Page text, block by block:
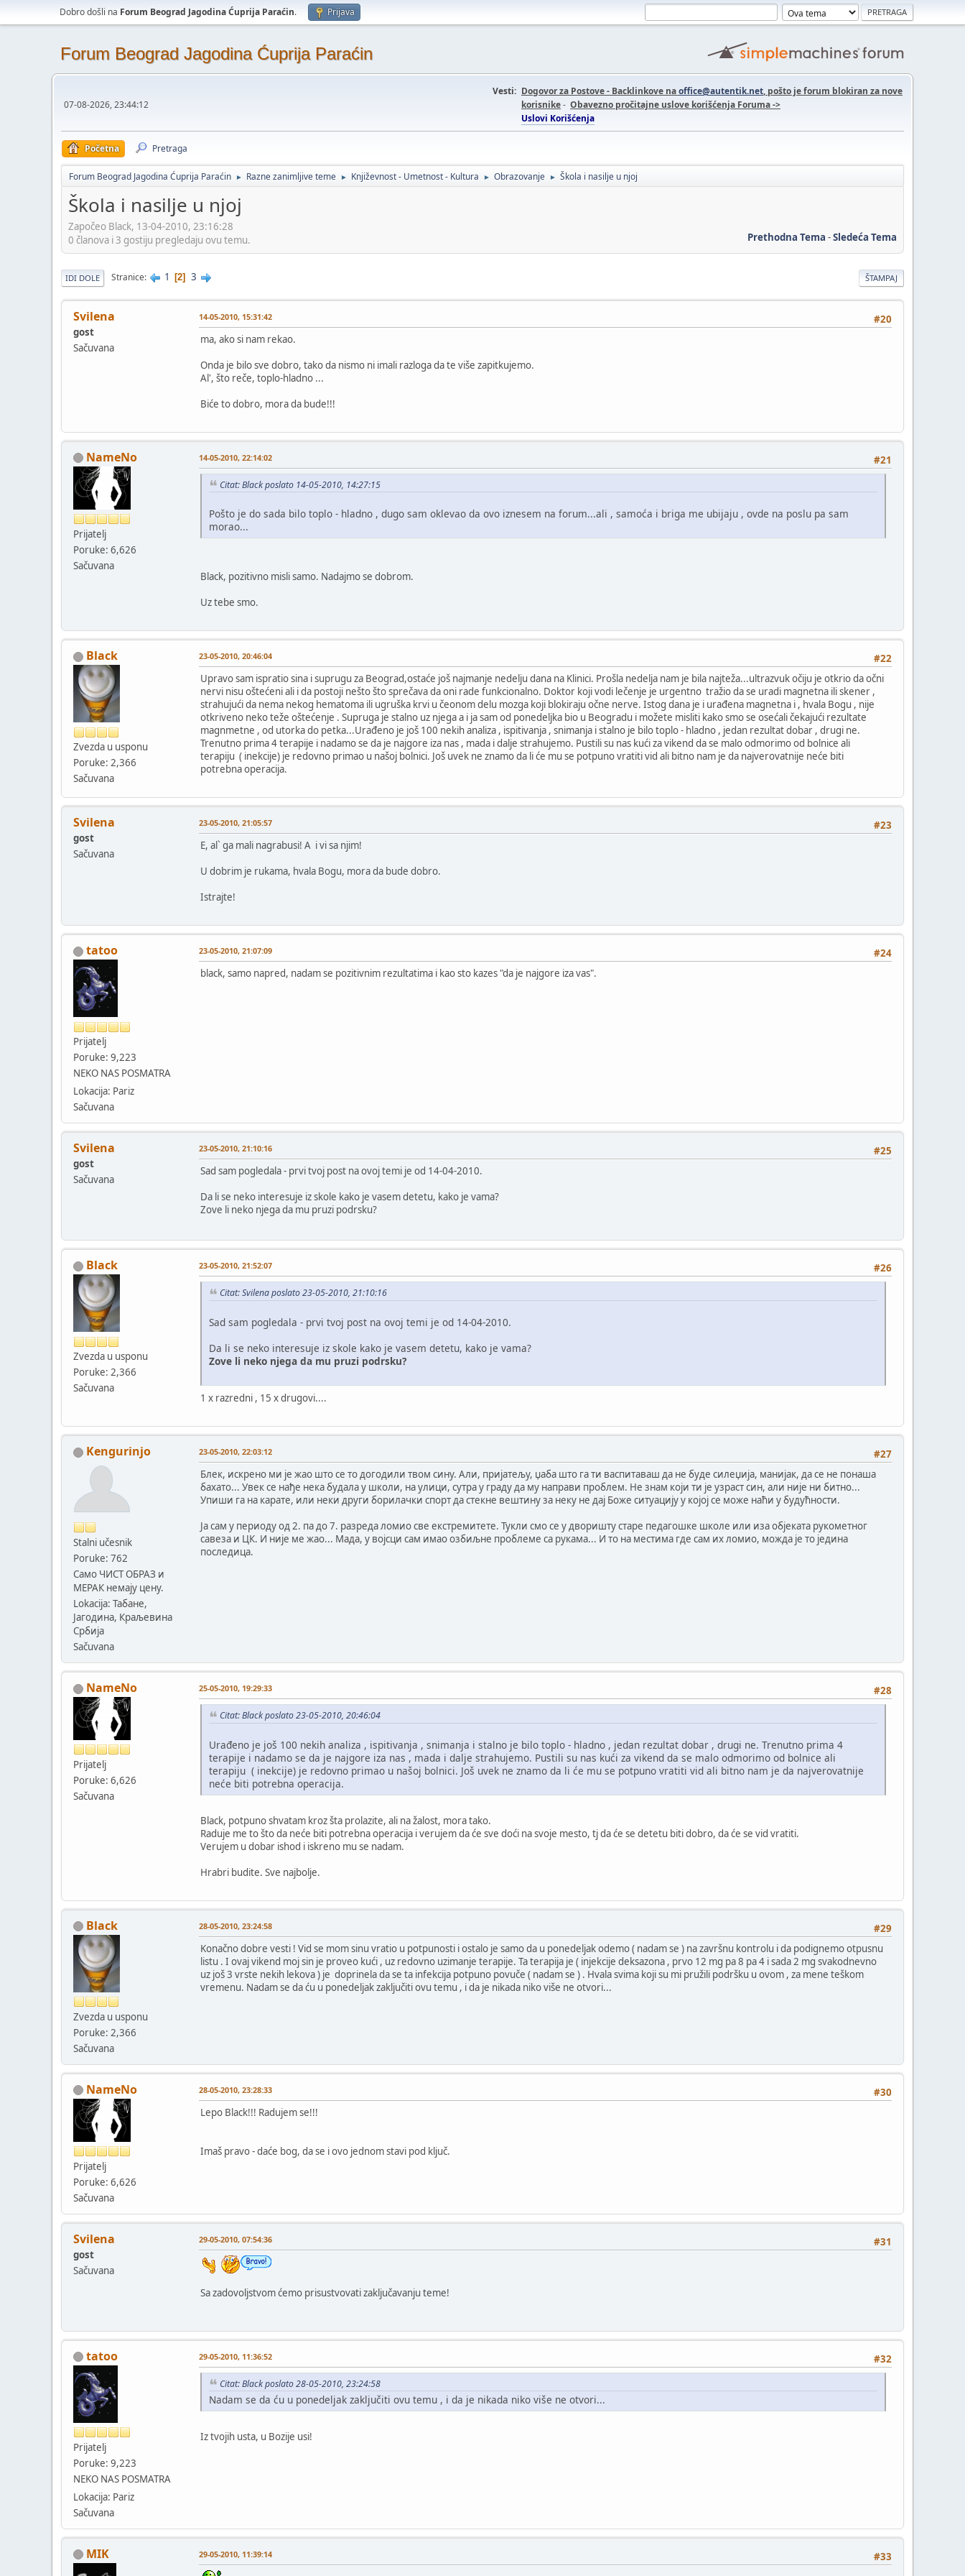
Dobro došli na Forum Beograd Jagodina Ćuprija Paraćin. Prijava
Forum Beograd Jagodina Ćuprija Paraćin
07-08-2026, 23:44:12
Vesti: Dogovor za Postove - Backlinkove naoffice@autentik.net, pošto je forum blokiran za nove
korisnike- Obavezno pročitajne uslove korišćenja Foruma ->
Uslovi Korišćenja
Početna Pretraga
Forum Beograd Jagodina Ćuprija Paraćin ► Razne zanimljive teme ► Književnost - Umetnost - Kultura ► Obrazovanje ► Škola i nasilje u njoj
Škola i nasilje u njoj
Započeo Black, 13-04-2010, 23:16:28
Prethodna Tema -Sledeća Tema
0 članova i 3 gostiju pregledaju ovu temu.
ŠTAMPAJ
IDI DOLE Stranice 1 2 3
Svilena
gost
Sačuvana
#20
14-05-2010, 15:31:42
ma, ako si nam rekao.
Onda je bilo sve dobro, tako da nismo ni imali razloga da te više zapitkujemo.
Al', što reče, toplo-hladno ...
Biće to dobro, mora da bude!!!
NameNo
Prijatelj
Poruke: 6,626
Sačuvana
#21
14-05-2010, 22:14:02
Citat: Black poslato 14-05-2010, 14:27:15
Pošto je do sada bilo toplo - hladno , dugo sam oklevao da ovo iznesem na forum...ali , samoća i briga me ubijaju , ovde na poslu pa sam
morao...
Black, pozitivno misli samo. Nadajmo se dobrom.
Uz tebe smo.
Black
Zvezda u usponu
Poruke: 2,366
Sačuvana
#22
23-05-2010, 20:46:04
Upravo sam ispratio sina i suprugu za Beograd,ostaće još najmanje nedelju dana na Klinici. Prošla nedelja nam je bila najteža...ultrazvuk očiju je otkrio da očni
nervi nisu oštećeni ali i da postoji nešto što sprečava da oni rade funkcionalno. Doktor koji vodi lečenje je urgentno tražio da se uradi magnetna ili skener ,
strahujući da nema nekog hematoma ili ugruška krvi u čeonom delu mozga koji blokiraju očne nerve. Istog dana je i urađena magnetna i , hvala Bogu , nije
otkriveno neko teže oštećenje . Supruga je stalno uz njega a i ja sam od ponedeljka bio u Beogradu i možete misliti kako smo se osećali čekajući rezultate
magnmetne , od utorka do petka...Urađeno je još 100 nekih analiza , ispitivanja , snimanja i stalno je bilo toplo - hladno , jedan rezultat dobar , drugi ne.
Trenutno prima 4 terapije i nadamo se da je najgore iza nas , mada i dalje strahujemo. Pustili su nas kući za vikend da se malo odmorimo od bolnice ali
terapiju ( inekcije) je redovno primao u našoj bolnici. Još uvek ne znamo da li će mu se potpuno vratiti vid ali bitno nam je da najverovatnije neće biti
potrebna operacija.
Svilena
gost
Sačuvana
#23
23-05-2010, 21:05:57
E, al` ga mali nagrabusi! A i vi sa njim!
U dobrim je rukama, hvala Bogu, mora da bude dobro.
Istrajte!
tatoo
Prijatelj
Poruke: 9,223
NEKO NAS POSMATRA
Lokacija: Pariz
Sačuvana
#24
23-05-2010, 21:07:09
black, samo napred, nadam se pozitivnim rezultatima i kao sto kazes "da je najgore iza vas".
Svilena
gost
Sačuvana
#25
23-05-2010, 21:10:16
Sad sam pogledala - prvi tvoj post na ovoj temi je od 14-04-2010.
Da li se neko interesuje iz skole kako je vasem detetu, kako je vama?
Zove li neko njega da mu pruzi podrsku?
Black
Zvezda u usponu
Poruke: 2,366
Sačuvana
#26
23-05-2010, 21:52:07
Citat: Svilena poslato 23-05-2010, 21:10:16
Sad sam pogledala - prvi tvoj post na ovoj temi je od 14-04-2010.
Da li se neko interesuje iz skole kako je vasem detetu, kako je vama?
Zove li neko njega da mu pruzi podrsku?
1 x razredni , 15 x drugovi....
Kengurinjo
Stalni učesnik
Poruke: 762
Само ЧИСТ ОБРАЗ и
МЕРАК немају цену.
Lokacija: Табане,
Јагодина, Краљевина
Србија
Sačuvana
#27
23-05-2010, 22:03:12
Блек, искрено ми је жао што се то догодили твом сину. Али, пријатељу, џаба што га ти васпитаваш да не буде силеџија, манијак, да се не понаша
бахато... Увек се нађе нека будала у школи, на улици, сутра у граду да му направи проблем. Не знам који ти је узраст син, али није ни битно...
Упиши га на карате, или неки други борилачки спорт да стекне вештину за неку не дај Боже ситуацију у којој се може наћи у будућности.
Ја сам у периоду од 2. па до 7. разреда ломио све екстремитете. Тукли смо се у дворишту старе педагошке школе или иза објеката рукометног
савеза и ЦК. И није ме жао... Мада, у војсци сам имао озбиљне проблеме са рукама... И то на местима где сам их ломио, можда је то једина
последица.
NameNo
Prijatelj
Poruke: 6,626
Sačuvana
#28
25-05-2010, 19:29:33
Citat: Black poslato 23-05-2010, 20:46:04
Urađeno je još 100 nekih analiza , ispitivanja , snimanja i stalno je bilo toplo - hladno , jedan rezultat dobar , drugi ne. Trenutno prima 4
terapije i nadamo se da je najgore iza nas , mada i dalje strahujemo. Pustili su nas kući za vikend da se malo odmorimo od bolnice ali
terapiju ( inekcije) je redovno primao u našoj bolnici. Još uvek ne znamo da li će mu se potpuno vratiti vid ali bitno nam je da najverovatnije
neće biti potrebna operacija.
Black, potpuno shvatam kroz šta prolazite, ali na žalost, mora tako.
Raduje me to što da neće biti potrebna operacija i verujem da će sve doći na svoje mesto, tj da će se detetu biti dobro, da će se vid vratiti.
Verujem u dobar ishod i iskreno mu se nadam.
Hrabri budite. Sve najbolje.
Black
Zvezda u usponu
Poruke: 2,366
Sačuvana
#29
28-05-2010, 23:24:58
Konačno dobre vesti ! Vid se mom sinu vratio u potpunosti i ostalo je samo da u ponedeljak odemo ( nadam se ) na završnu kontrolu i da podignemo otpusnu
listu . I ovaj vikend moj sin je proveo kući , uz redovno uzimanje terapije. Ta terapija je ( injekcije deksazona , prvo 12 mg pa 8 pa 4 i sada 2 mg svakodnevno
uz još 3 vrste nekih lekova ) je doprinela da se ta infekcija potpuno povuče ( nadam se ) . Hvala svima koji su mi pružili podršku u ovom , za mene teškom
vremenu. Nadam se da ću u ponedeljak zaključiti ovu temu , i da je nikada niko više ne otvori...
NameNo
Prijatelj
Poruke: 6,626
Sačuvana
#30
28-05-2010, 23:28:33
Lepo Black!!! Radujem se!!!
Imaš pravo - daće bog, da se i ovo jednom stavi pod ključ.
Svilena
gost
Sačuvana
#31
29-05-2010, 07:54:36
Sa zadovoljstvom ćemo prisustvovati zaključavanju teme!
tatoo
Prijatelj
Poruke: 9,223
NEKO NAS POSMATRA
Lokacija: Pariz
Sačuvana
#32
29-05-2010, 11:36:52
Citat: Black poslato 28-05-2010, 23:24:58
Nadam se da ću u ponedeljak zaključiti ovu temu , i da je nikada niko više ne otvori...
Iz tvojih usta, u Bozije usi!
MIK #33
29-05-2010, 11:39:14